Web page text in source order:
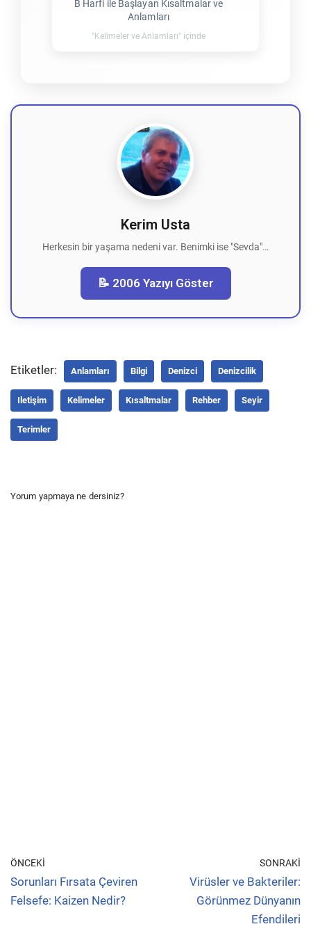
B Harfi ile Başlayan Kısaltmalar ve
Anlamları
"Kelimeler ve Anlamları" içinde
Kerim Usta
Herkesin bir yaşama nedeni var. Benimki ise "Sevda"…
📝 2006 Yazıyı Göster
Etiketler: Anlamları Bilgi Denizci Denizcilik
Iletişim Kelimeler Kısaltmalar Rehber Seyir
Terimler
Yorum yapmaya ne dersiniz?
ÖNCEKI
Sorunları Fırsata Çeviren
Felsefe: Kaizen Nedir?
SONRAKI
Virüsler ve Bakteriler:
Görünmez Dünyanın
Efendileri